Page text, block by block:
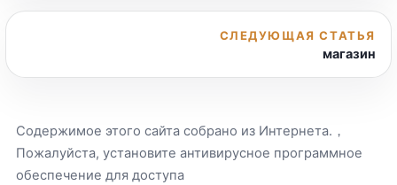
СЛЕДУЮЩАЯ СТАТЬЯ
магазин
Содержимое этого сайта собрано из Интернета.，
Пожалуйста, установите антивирусное программное
обеспечение для доступа